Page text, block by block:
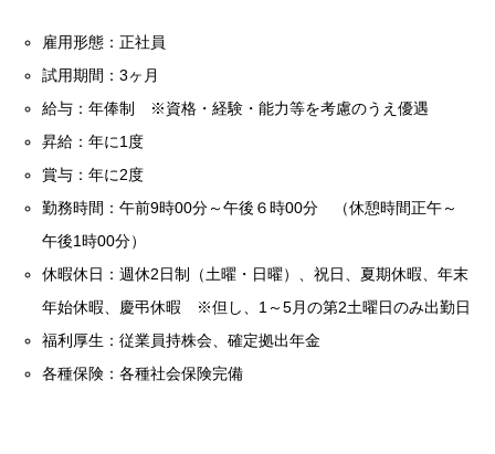
雇用形態：正社員
試用期間：3ヶ月
給与：年俸制 ※資格・経験・能力等を考慮のうえ優遇
昇給：年に1度
賞与：年に2度
勤務時間：午前9時00分～午後６時00分 （休憩時間正午～
午後1時00分）
休暇休日：週休2日制（土曜・日曜）、祝日、夏期休暇、年末
年始休暇、慶弔休暇 ※但し、1～5月の第2土曜日のみ出勤日
福利厚生：従業員持株会、確定拠出年金
各種保険：各種社会保険完備